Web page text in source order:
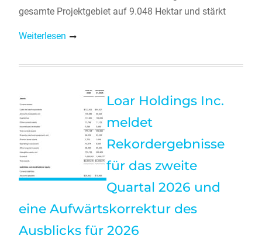
gesamte Projektgebiet auf 9.048 Hektar und stärkt
Weiterlesen
Loar Holdings Inc.
meldet
Rekordergebnisse
für das zweite
Quartal 2026 und
eine Aufwärtskorrektur des
Ausblicks für 2026